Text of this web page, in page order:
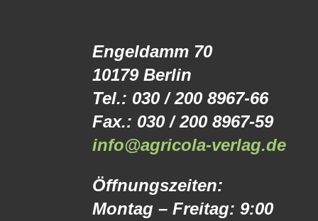
Engeldamm 70
10179 Berlin
Tel.: 030 / 200 8967-66
Fax.: 030 / 200 8967-59
info@agricola-verlag.de
Öffnungszeiten:
Montag – Freitag: 9:00